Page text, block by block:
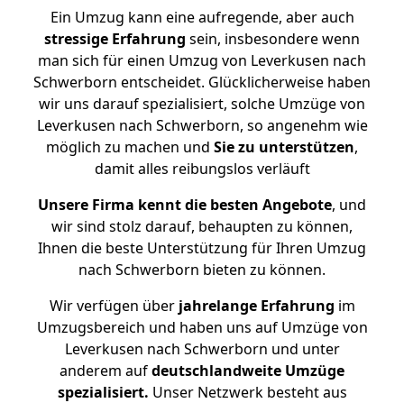
Ein Umzug kann eine aufregende, aber auch
stressige Erfahrung sein, insbesondere wenn
man sich für einen Umzug von Leverkusen nach
Schwerborn entscheidet. Glücklicherweise haben
wir uns darauf spezialisiert, solche Umzüge von
Leverkusen nach Schwerborn, so angenehm wie
möglich zu machen und Sie zu unterstützen,
damit alles reibungslos verläuft
Unsere Firma kennt die besten Angebote, und
wir sind stolz darauf, behaupten zu können,
Ihnen die beste Unterstützung für Ihren Umzug
nach Schwerborn bieten zu können.
Wir verfügen überjahrelange Erfahrung im
Umzugsbereich und haben uns auf Umzüge von
Leverkusen nach Schwerborn und unter
anderem aufdeutschlandweite Umzüge
spezialisiert. Unser Netzwerk besteht aus